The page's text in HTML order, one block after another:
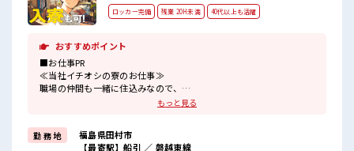
ロッカー完備 残業 20H未満 40代以上も活躍
おすすめポイント
■お仕事PR
≪当社イチオシの寮のお仕事≫
職場の仲間も一緒に住込みなので、
仕事の悩みなども相談しやすいですね！
残業は月20時間未満で、
ほどよく稼げます♪
もっと見る
勤 務 地
福島県田村市
【最寄駅】船引 ／ 磐越東線